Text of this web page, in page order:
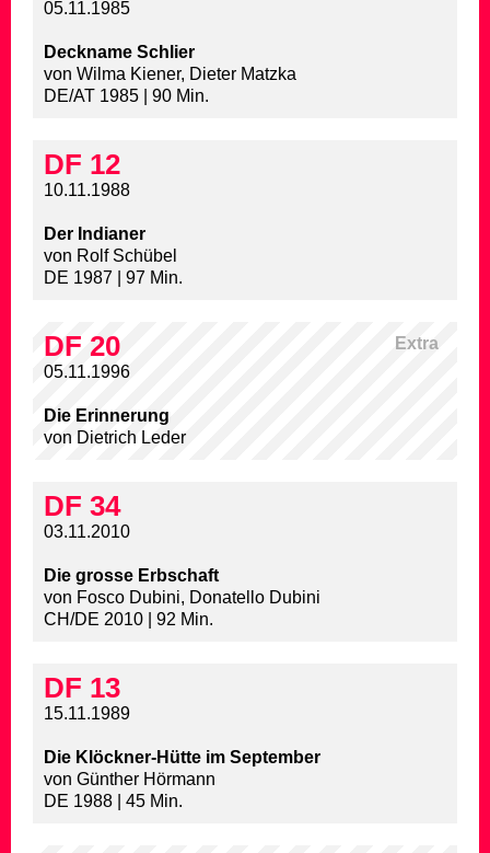
05.11.1985
Deckname Schlier
von Wilma Kiener, Dieter Matzka
DE/AT 1985 | 90 Min.
DF 12
10.11.1988
Der Indianer
von Rolf Schübel
DE 1987 | 97 Min.
Extra
DF 20
05.11.1996
Die Erinnerung
von Dietrich Leder
DF 34
03.11.2010
Die grosse Erbschaft
von Fosco Dubini, Donatello Dubini
CH/DE 2010 | 92 Min.
DF 13
15.11.1989
Die Klöckner-Hütte im September
von Günther Hörmann
DE 1988 | 45 Min.